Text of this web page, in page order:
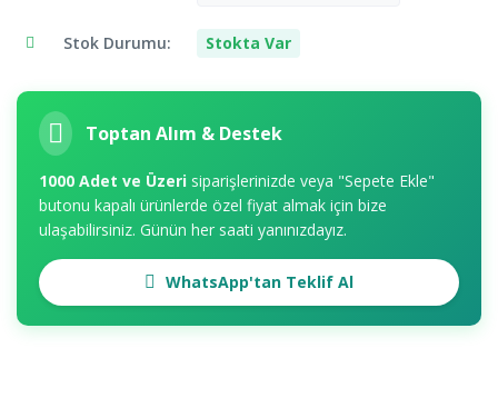
Stok Durumu: Stokta Var
Toptan Alım & Destek
1000 Adet ve Üzeri siparişlerinizde veya "Sepete Ekle"
butonu kapalı ürünlerde özel fiyat almak için bize
ulaşabilirsiniz. Günün her saati yanınızdayız.
WhatsApp'tan Teklif Al